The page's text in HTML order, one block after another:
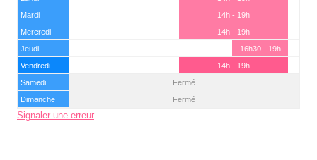
Mardi
14h - 19h
Mercredi
14h - 19h
Jeudi
16h30 - 19h
Vendredi
14h - 19h
Samedi
Fermé
Dimanche
Fermé
Signaler une erreur